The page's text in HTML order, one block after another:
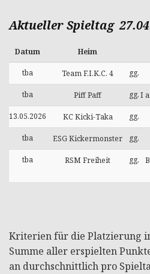
Aktueller Spieltag
Datum Heim
tba Team F.I.K.C. 4 gg.
tba Piff Paff gg.I
13.05.2026 KC Kicki-Taka gg.
tba ESG Kickermonster gg.
tba RSM Freiheit gg.
Kriterien für die Platzierung
Summe aller erspielten
an durchschnittlich pro